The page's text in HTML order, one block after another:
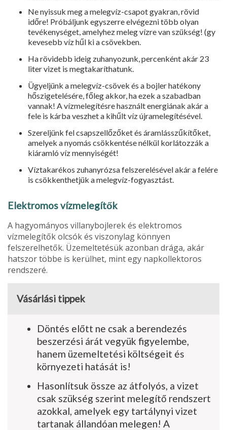
Ne nyissuk meg a melegvíz-csapot gyakran, rövid
időre! Próbáljunk egyszerre elvégezni több olyan
tevékenységet, amelyhez meleg vízre van szükség! (gy
kevesebb víz hűl ki a csövekben.
Ha rövidebb ideig zuhanyozunk, percenként akár 23
liter vizet is megtakaríthatunk.
Ügyeljünk a melegvíz-csövek és a bojler hatékony
hőszigetelésére, főleg akkor, ha ezek a szabadban
vannak! A vízmelegítésre használt energiának akár a
fele is kárba veszhet a kihűlt víz újramelegítésével.
Szereljünk fel csapszellőzőket és áramlásszűkítőket,
amelyek a nyomás csökkentése nélkül korlátozzák a
kiáramló víz mennyiségét!
Víztakarékos zuhanyrózsa felszerelésével akár a felére
is csökkenthetjük a melegvíz-fogyasztást.
Elektromos vízmelegítők
A hagyományos villanybojlerek és elektromos
vízmelegítők olcsók és viszonylag könnyen
felszerelhetők. Üzemeltetésük azonban drága, akár
hatszor többe is kerülhet, mint egy napkollektoros
rendszeré.
Vásárlási tippek
Döntés előtt ne csak a berendezés
beszerzési árát vegyük figyelembe,
hanem üzemeltetési költségeit és
környezeti hatását is!
Hasonlítsuk össze az átfolyós, a vizet
csak szükség szerint melegítő rendszert
azokkal, amelyek egy tartálynyi vizet
tartanak állandóan melegen! A